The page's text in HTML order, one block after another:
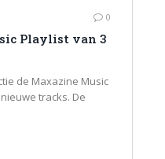
0
Playlist van 3
de Maxazine Music
tracks. De